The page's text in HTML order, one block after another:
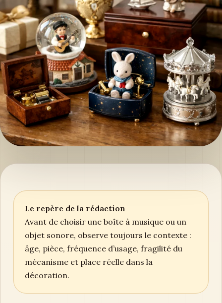
Le repère de la rédaction
Avant de choisir une boîte à musique ou un
objet sonore, observe toujours le contexte :
âge, pièce, fréquence d’usage, fragilité du
mécanisme et place réelle dans la
décoration.